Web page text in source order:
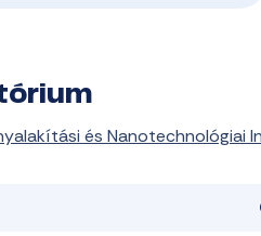
és Nanotechnológiai